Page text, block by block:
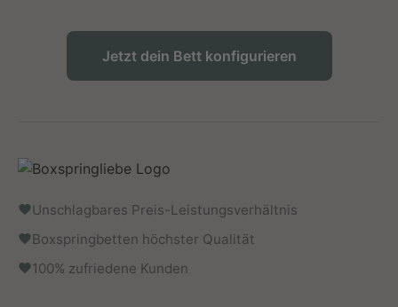
Jetzt dein Bett konfigurieren
Unschlagbares Preis-Leistungsverhältnis
Boxspringbetten höchster Qualität
100% zufriedene Kunden